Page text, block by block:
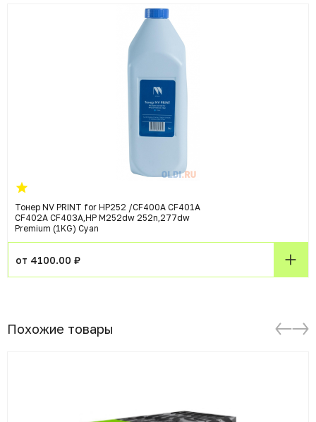
Тонер NV PRINT for HP252 /CF400A CF401A
CF402A CF403A,HP M252dw 252n,277dw
Premium (1KG) Cyan
от 4100.00 ₽
Похожие товары